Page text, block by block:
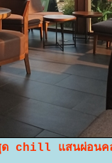
สุด chill แสนผ่อน